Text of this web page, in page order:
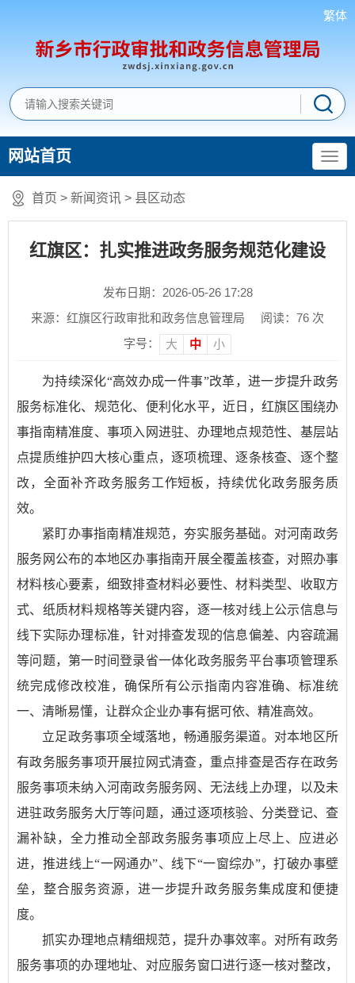
繁体
网站首页
首页 > 新闻资讯 > 县区动态
红旗区：扎实推进政务服务规范化建设
发布日期：2026-05-26 17:28
来源：红旗区行政审批和政务信息管理局
阅读： 76 次
字号：
大 中 小
为持续深化“高效办成一件事”改革，进一步提升政务
服务标准化、规范化、便利化水平，近日，红旗区围绕办
事指南精准度、事项入网进驻、办理地点规范性、基层站
点提质维护四大核心重点，逐项梳理、逐条核查、逐个整
改，全面补齐政务服务工作短板，持续优化政务服务质
效。
紧盯办事指南精准规范，夯实服务基础。对河南政务
服务网公布的本地区办事指南开展全覆盖核查，对照办事
材料核心要素，细致排查材料必要性、材料类型、收取方
式、纸质材料规格等关键内容，逐一核对线上公示信息与
线下实际办理标准，针对排查发现的信息偏差、内容疏漏
等问题，第一时间登录省一体化政务服务平台事项管理系
统完成修改校准，确保所有公示指南内容准确、标准统
一、清晰易懂，让群众企业办事有据可依、精准高效。
立足政务事项全域落地，畅通服务渠道。对本地区所
有政务服务事项开展拉网式清查，重点排查是否存在政务
服务事项未纳入河南政务服务网、无法线上办理，以及未
进驻政务服务大厅等问题，通过逐项核验、分类登记、查
漏补缺，全力推动全部政务服务事项应上尽上、应进必
进，推进线上“一网通办”、线下“一窗综办”，打破办事壁
垒，整合服务资源，进一步提升政务服务集成度和便捷
度。
抓实办理地点精细规范，提升办事效率。对所有政务
服务事项的办理地址、对应服务窗口进行逐一核对整改，